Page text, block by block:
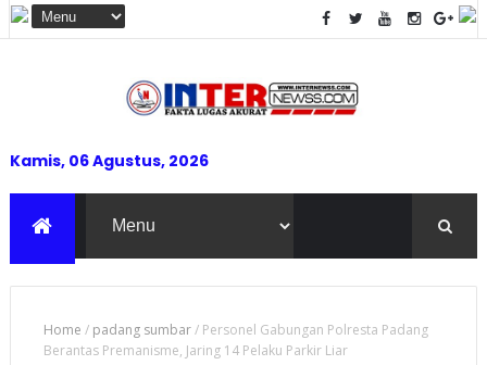
Kamis, 06 Agustus, 2026
Home / padang sumbar/ Personel Gabungan Polresta Padang
Berantas Premanisme, Jaring 14 Pelaku Parkir Liar